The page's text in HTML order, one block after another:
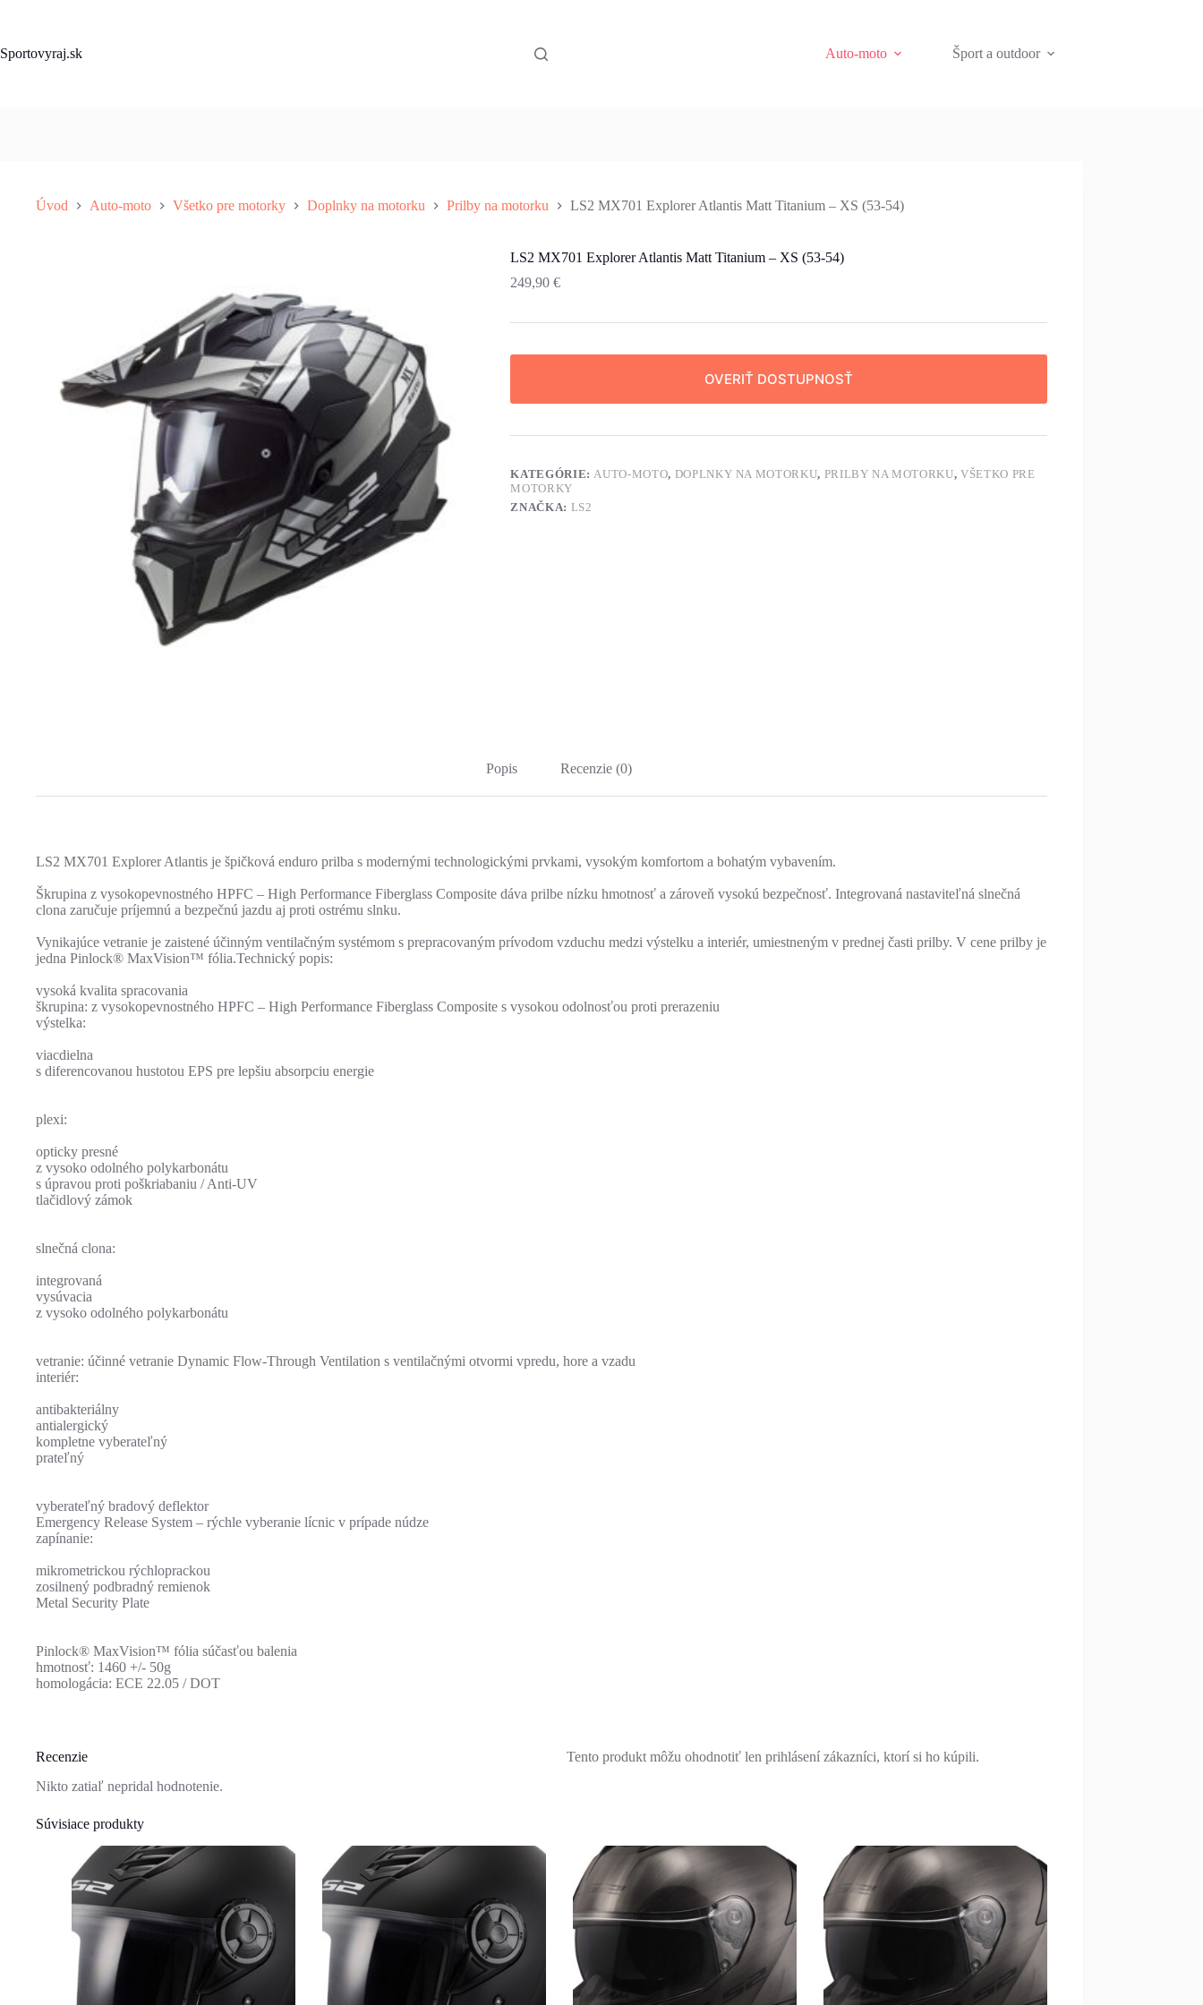
Sportovyraj.sk
Auto-moto Šport a outdoor
Úvod Auto-moto Všetko pre motorky Doplnky na motorku Prilby na motorku LS2 MX701 Explorer Atlantis Matt Titanium – XS (53-54)
LS2 MX701 Explorer Atlantis Matt Titanium – XS (53-54)
249,90€
OVERIŤ DOSTUPNOSŤ
KATEGÓRIE:AUTO-MOTO, DOPLNKY NA MOTORKU, PRILBY NA MOTORKU,VŠETKO PRE
MOTORKY
ZNAČKA: LS2
Popis Recenzie (0)
LS2 MX701 Explorer Atlantis je špičková enduro prilba s modernými technologickými prvkami, vysokým komfortom a bohatým vybavením.
Škrupina z vysokopevnostného HPFC – High Performance Fiberglass Composite dáva prilbe nízku hmotnosť a zároveň vysokú bezpečnosť. Integrovaná nastaviteľná slnečná
clona zaručuje príjemnú a bezpečnú jazdu aj proti ostrému slnku.
Vynikajúce vetranie je zaistené účinným ventilačným systémom s prepracovaným prívodom vzduchu medzi výstelku a interiér, umiestneným v prednej časti prilby. V cene prilby je
jedna Pinlock® MaxVision™ fólia.Technický popis:
vysoká kvalita spracovania
škrupina: z vysokopevnostného HPFC – High Performance Fiberglass Composite s vysokou odolnosťou proti prerazeniu
výstelka:
viacdielna
s diferencovanou hustotou EPS pre lepšiu absorpciu energie
plexi:
opticky presné
z vysoko odolného polykarbonátu
s úpravou proti poškriabaniu / Anti-UV
tlačidlový zámok
slnečná clona:
integrovaná
vysúvacia
z vysoko odolného polykarbonátu
vetranie: účinné vetranie Dynamic Flow-Through Ventilation s ventilačnými otvormi vpredu, hore a vzadu
interiér:
antibakteriálny
antialergický
kompletne vyberateľný
prateľný
vyberateľný bradový deflektor
Emergency Release System – rýchle vyberanie lícnic v prípade núdze
zapínanie:
mikrometrickou rýchloprackou
zosilnený podbradný remienok
Metal Security Plate
Pinlock® MaxVision™ fólia súčasťou balenia
hmotnosť: 1460 +/- 50g
homologácia: ECE 22.05 / DOT
Recenzie
Nikto zatiaľ nepridal hodnotenie.
Tento produkt môžu ohodnotiť len prihlásení zákazníci, ktorí si ho kúpili.
Súvisiace produkty